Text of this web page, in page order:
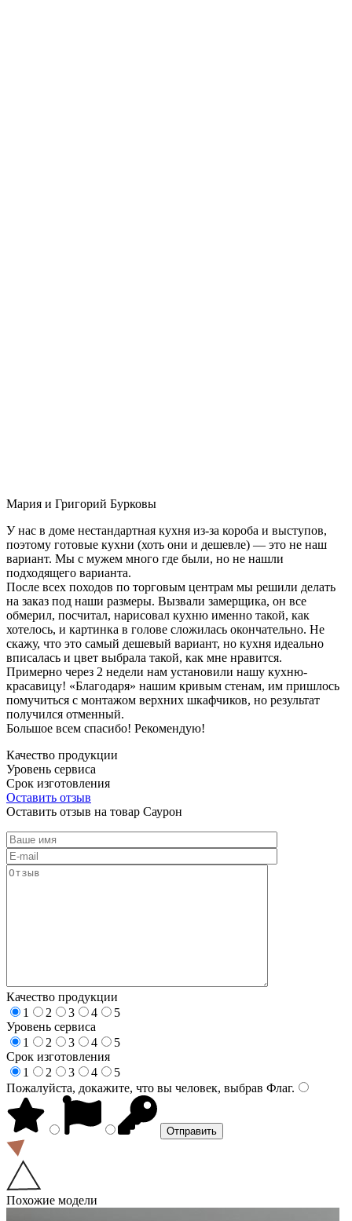
Мария и Григорий Бурковы
У нас в доме нестандартная кухня из-за короба и выступов,
поэтому готовые кухни (хоть они и дешевле) — это не наш
вариант. Мы с мужем много где были, но не нашли
подходящего варианта.
После всех походов по торговым центрам мы решили делать
на заказ под наши размеры. Вызвали замерщика, он все
обмерил, посчитал, нарисовал кухню именно такой, как
хотелось, и картинка в голове сложилась окончательно. Не
скажу, что это самый дешевый вариант, но кухня идеально
вписалась и цвет выбрала такой, как мне нравится.
Примерно через 2 недели нам установили нашу кухню-
красавицу! «Благодаря» нашим кривым стенам, им пришлось
помучиться с монтажом верхних шкафчиков, но результат
получился отменный.
Большое всем спасибо! Рекомендую!
Качество продукции
Уровень сервиса
Срок изготовления
Оставить отзыв
Оставить отзыв на товар Саурон
Качество продукции
1
2 3 4
5
Уровень сервиса
1
2 3 4
5
Срок изготовления
1
2 3 4
5
Пожалуйста, докажите, что вы человек, выбрав Флаг.
Похожие модели